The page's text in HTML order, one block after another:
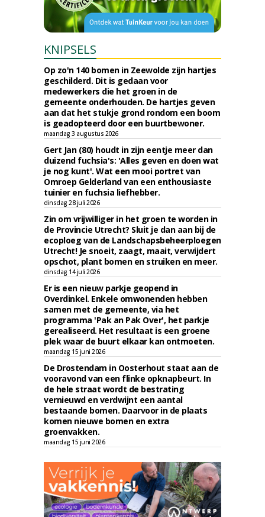
KNIPSELS
Op zo'n 140 bomen in Zeewolde zijn hartjes
geschilderd. Dit is gedaan voor
medewerkers die het groen in de
gemeente onderhouden. De hartjes geven
aan dat het stukje grond rondom een boom
is geadopteerd door een buurtbewoner.
maandag 3 augustus 2026
Gert Jan (80) houdt in zijn eentje meer dan
duizend fuchsia's: 'Alles geven en doen wat
je nog kunt'. Wat een mooi portret van
Omroep Gelderland van een enthousiaste
tuinier en fuchsia liefhebber.
dinsdag 28 juli 2026
Zin om vrijwilliger in het groen te worden in
de Provincie Utrecht? Sluit je dan aan bij de
ecoploeg van de Landschapsbeheerploegen
Utrecht! Je snoeit, zaagt, maait, verwijdert
opschot, plant bomen en struiken en meer.
dinsdag 14 juli 2026
Er is een nieuw parkje geopend in
Overdinkel. Enkele omwonenden hebben
samen met de gemeente, via het
programma 'Pak an Pak Over', het parkje
gerealiseerd. Het resultaat is een groene
plek waar de buurt elkaar kan ontmoeten.
maandag 15 juni 2026
De Drostendam in Oosterhout staat aan de
vooravond van een flinke opknapbeurt. In
de hele straat wordt de bestrating
vernieuwd en verdwijnt een aantal
bestaande bomen. Daarvoor in de plaats
komen nieuwe bomen en extra
groenvakken.
maandag 15 juni 2026